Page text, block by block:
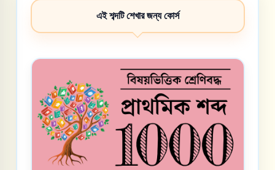
এই শব্দটি শেখার জন্য কোর্স